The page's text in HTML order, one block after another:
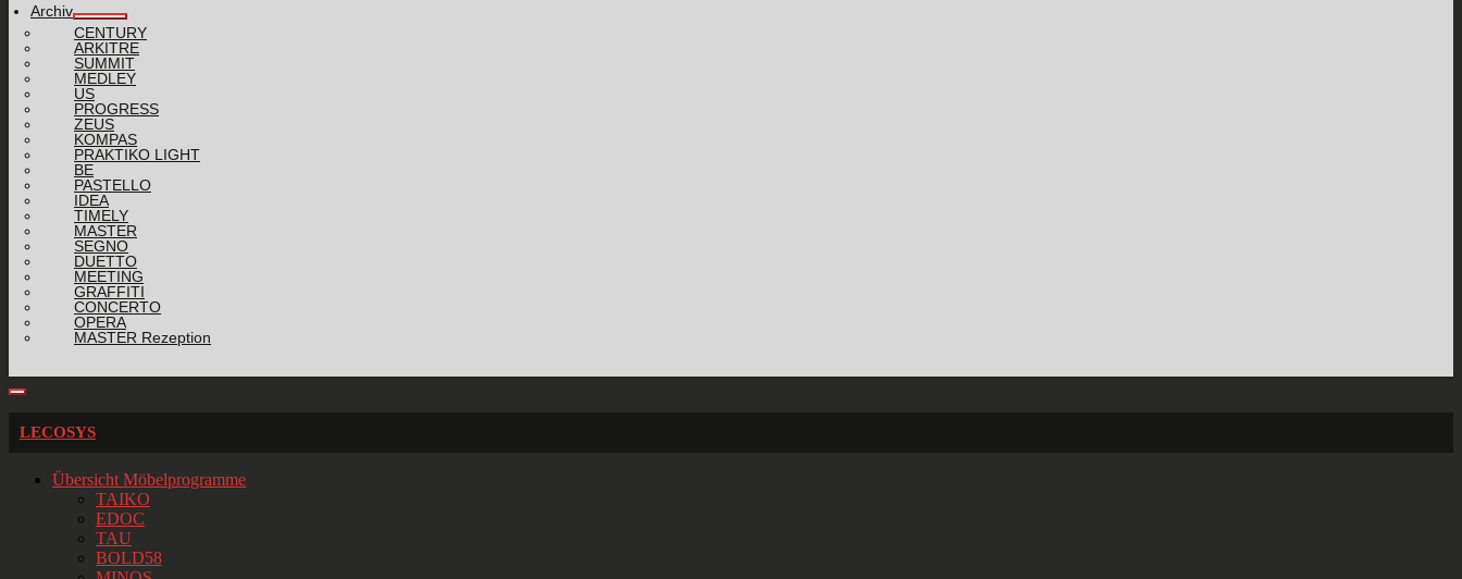
Archiv
CENTURY
ARKITRE
SUMMIT
MEDLEY
US
PROGRESS
ZEUS
KOMPAS
PRAKTIKO LIGHT
BE
PASTELLO
IDEA
TIMELY
MASTER
SEGNO
DUETTO
MEETING
GRAFFITI
CONCERTO
OPERA
MASTER Rezeption
LECOSYS
Übersicht Möbelprogramme
TAIKO
EDOC
TAU
BOLD58